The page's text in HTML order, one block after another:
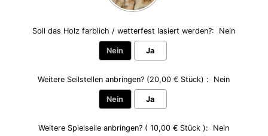
Soll das Holz farblich / wetterfest lasiert werden?: Nein
Nein Ja
Weitere Seilstellen anbringen? (20,00 € Stück) : Nein
Nein Ja
Weitere Spielseile anbringen? ( 10,00 € Stück ): Nein